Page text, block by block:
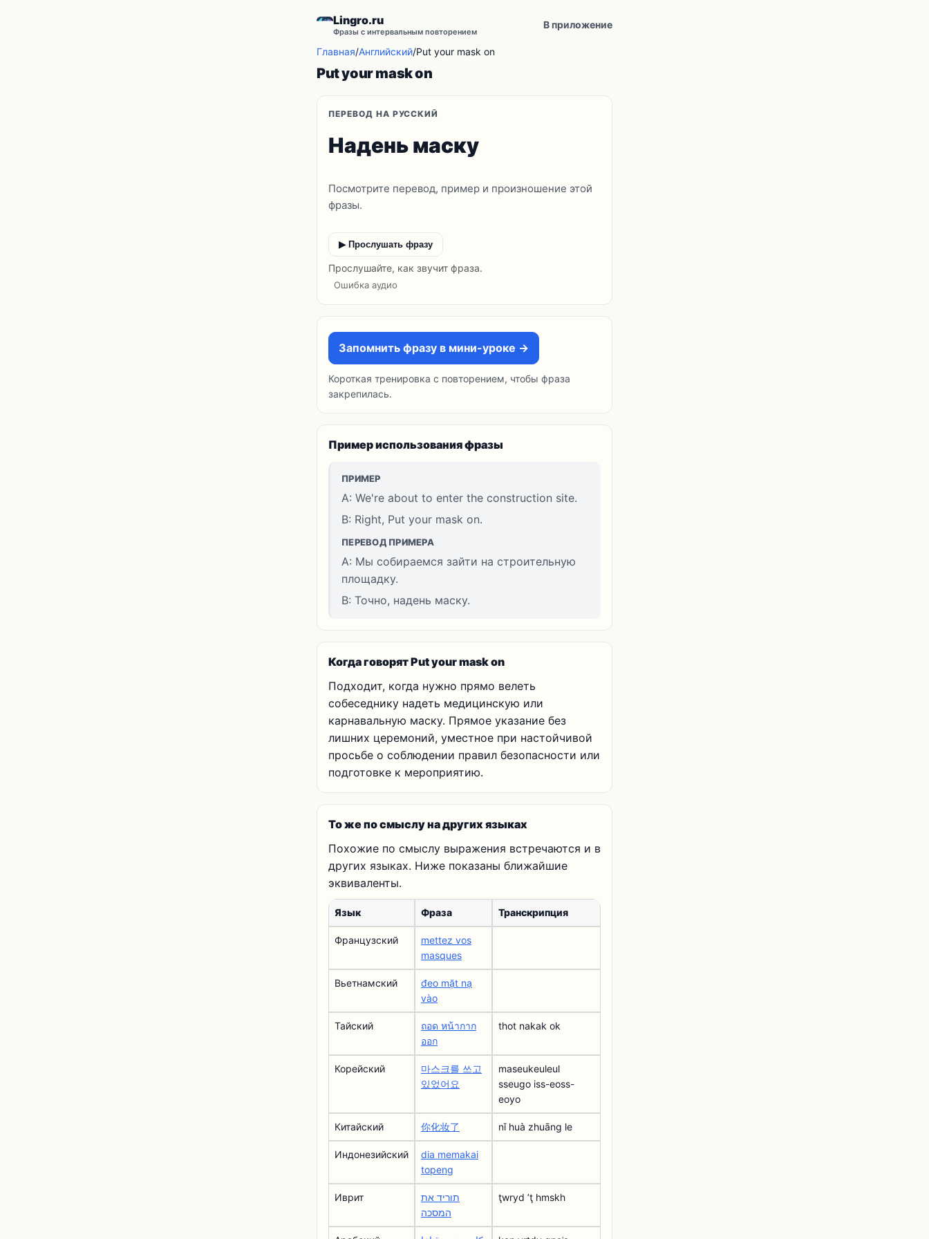
Lingro.ru
Фразы с интервальным повторением
В приложение
Главная/Английский/Put your mask on
Put your mask on
ПЕРЕВОД НА РУССКИЙ
Надень маску
Посмотрите перевод, пример и произношение этой
фразы.
▶ Прослушать фразу
Прослушайте, как звучит фраза.
Ошибка аудио
Запомнить фразу в мини-уроке →
Короткая тренировка с повторением, чтобы фраза
закрепилась.
Пример использования фразы
ПРИМЕР
A: We're about to enter the construction site.
B: Right, Put your mask on.
ПЕРЕВОД ПРИМЕРА
A: Мы собираемся зайти на строительную
площадку.
B: Точно, надень маску.
Когда говорят Put your mask on
Подходит, когда нужно прямо велеть
собеседнику надеть медицинскую или
карнавальную маску. Прямое указание без
лишних церемоний, уместное при настойчивой
просьбе о соблюдении правил безопасности или
подготовке к мероприятию.
То же по смыслу на других языках
Похожие по смыслу выражения встречаются и в
других языках. Ниже показаны ближайшие
эквиваленты.
Язык Фраза Транскрипция
Французский
mettez vos
masques
Вьетнамский
đeo mặt nạ
vào
Тайский
ถอด หน้ากาก
ออก
thot nakak ok
Корейский
마스크를 쓰고
있었어요
maseukeuleul
sseugo iss-eoss-
eoyo
Китайский 你化妆了 nǐ huà zhuāng le
Индонезийский
dia memakai
topeng
Иврит
תוריד את
המסכה
ţwryd ʼţ hmskh